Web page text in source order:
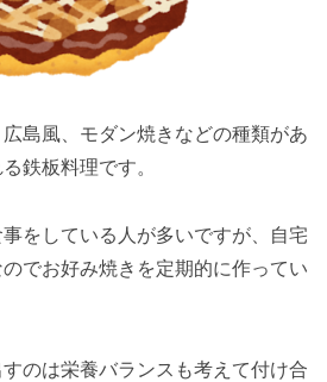
島風、モダン焼きなどの種類があ
鉄板料理です。
をしている人が多いですが、自宅
でお好み焼きを定期的に作ってい
のは栄養バランスも考えて付け合